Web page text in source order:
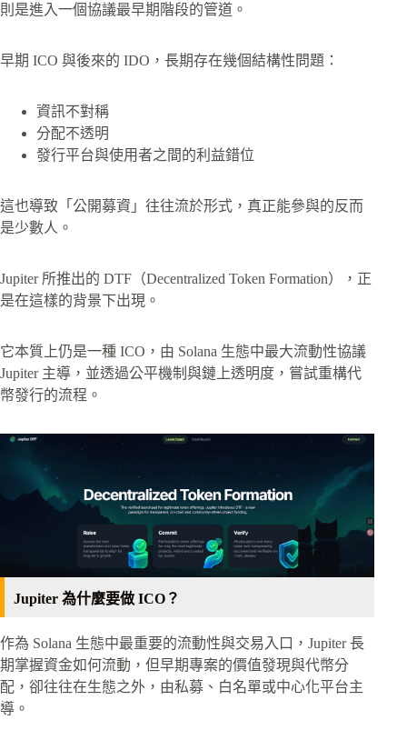
則是進入一個協議最早期階段的管道。
早期 ICO 與後來的 IDO，長期存在幾個結構性問題：
資訊不對稱
分配不透明
發行平台與使用者之間的利益錯位
這也導致「公開募資」往往流於形式，真正能參與的反而
是少數人。
Jupiter 所推出的 DTF（Decentralized Token Formation），正
是在這樣的背景下出現。
它本質上仍是一種 ICO，由 Solana 生態中最大流動性協議
Jupiter 主導，並透過公平機制與鏈上透明度，嘗試重構代
幣發行的流程。
Jupiter 為什麼要做 ICO？
作為 Solana 生態中最重要的流動性與交易入口，Jupiter 長
期掌握資金如何流動，但早期專案的價值發現與代幣分
配，卻往往在生態之外，由私募、白名單或中心化平台主
導。